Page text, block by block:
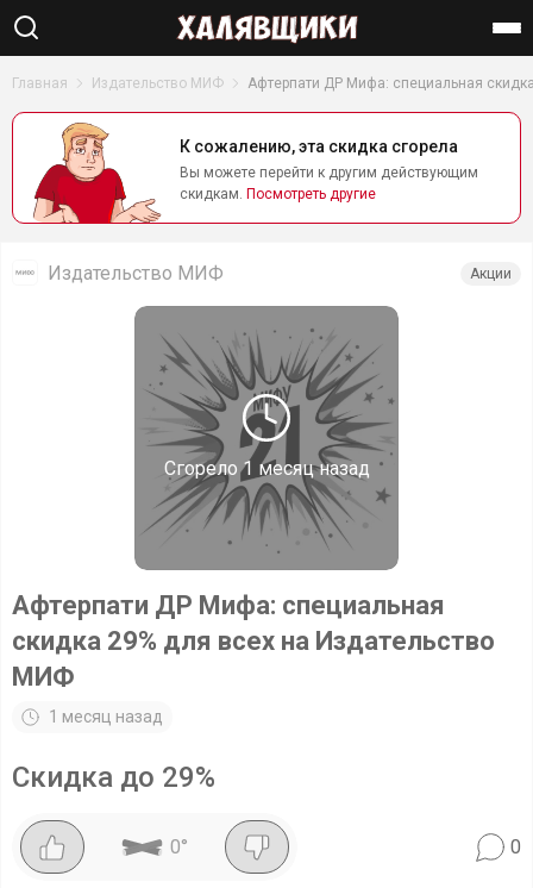
Найти
Главная Издательство МИФ Афтерпати ДР Мифа: специальная
К сожалению, эта скидка сгорела
Вы можете перейти к другим действующим
скидкам. Посмотреть другие
Сгорело1 месяц назад
Издательство МИФ Акции
Афтерпати ДР Мифа: специальная
скидка 29% для всех на Издательство
МИФ
1 месяц назад
Скидка до 29%
0° 0